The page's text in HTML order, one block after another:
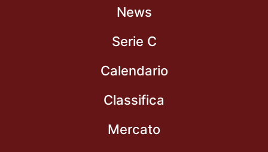
News
Serie C
Calendario
Classifica
Mercato